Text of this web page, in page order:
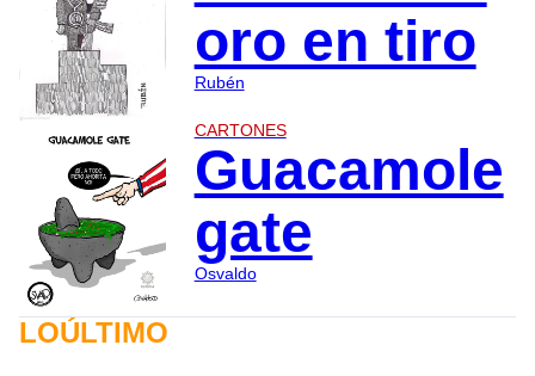
oro en tiro
Rubén
CARTONES
Guacamole
gate
Osvaldo
LOÚLTIMO